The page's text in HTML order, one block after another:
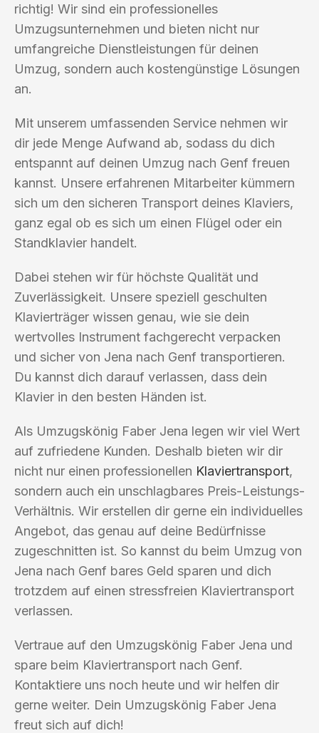
richtig! Wir sind ein professionelles
Umzugsunternehmen und bieten nicht nur
umfangreiche Dienstleistungen für deinen
Umzug, sondern auch kostengünstige Lösungen
an.
Mit unserem umfassenden Service nehmen wir
dir jede Menge Aufwand ab, sodass du dich
entspannt auf deinen Umzug nach Genf freuen
kannst. Unsere erfahrenen Mitarbeiter kümmern
sich um den sicheren Transport deines Klaviers,
ganz egal ob es sich um einen Flügel oder ein
Standklavier handelt.
Dabei stehen wir für höchste Qualität und
Zuverlässigkeit. Unsere speziell geschulten
Klavierträger wissen genau, wie sie dein
wertvolles Instrument fachgerecht verpacken
und sicher von Jena nach Genf transportieren.
Du kannst dich darauf verlassen, dass dein
Klavier in den besten Händen ist.
Als Umzugskönig Faber Jena legen wir viel Wert
auf zufriedene Kunden. Deshalb bieten wir dir
nicht nur einen professionellen Klaviertransport,
sondern auch ein unschlagbares Preis-Leistungs-
Verhältnis. Wir erstellen dir gerne ein individuelles
Angebot, das genau auf deine Bedürfnisse
zugeschnitten ist. So kannst du beim Umzug von
Jena nach Genf bares Geld sparen und dich
trotzdem auf einen stressfreien Klaviertransport
verlassen.
Vertraue auf den Umzugskönig Faber Jena und
spare beim Klaviertransport nach Genf.
Kontaktiere uns noch heute und wir helfen dir
gerne weiter. Dein Umzugskönig Faber Jena
freut sich auf dich!